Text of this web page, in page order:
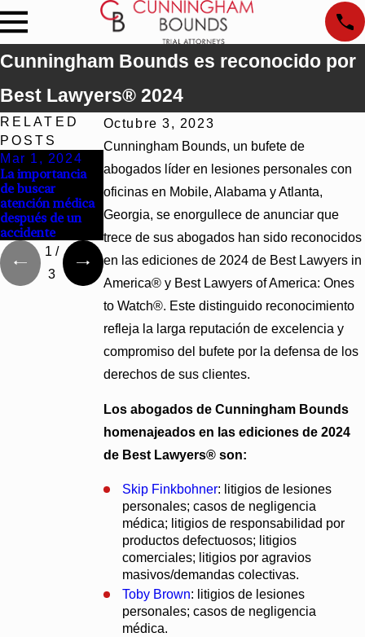
Cunningham Bounds es reconocido por
Best Lawyers® 2024
Octubre 3, 2023
Cunningham Bounds, un bufete de
abogados líder en lesiones personales con
oficinas en Mobile, Alabama y Atlanta,
Georgia, se enorgullece de anunciar que
trece de sus abogados han sido reconocidos
en las ediciones de 2024 de Best Lawyers in
America® y Best Lawyers of America: Ones
to Watch®. Este distinguido reconocimiento
refleja la larga reputación de excelencia y
compromiso del bufete por la defensa de los
derechos de sus clientes.
Los abogados de Cunningham Bounds
homenajeados en las ediciones de 2024
de Best Lawyers® son:
Skip Finkbohner: litigios de lesiones
personales; casos de negligencia
médica; litigios de responsabilidad por
productos defectuosos; litigios
comerciales; litigios por agravios
masivos/demandas colectivas.
Toby Brown: litigios de lesiones
personales; casos de negligencia
médica.
RELATED
POSTS
Mar 1, 2024
La importancia
de buscar
atención médica
después de un
accidente
Los peligros de
manejar distraído
¿Qué es la cirugía
en el lugar
equivocado y
cómo se
produce?
1 /
3